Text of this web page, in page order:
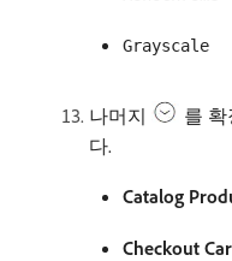
Grayscale
나머지
를
다.
Catalog
Checkout